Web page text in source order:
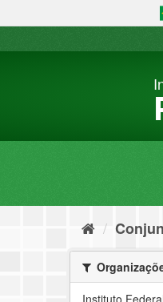
Instituto